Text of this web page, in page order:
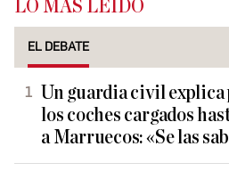
LO MÁS LEÍDO
EL DEBATE
Un guardia civil explica
los coches cargados
a Marruecos: «Se las